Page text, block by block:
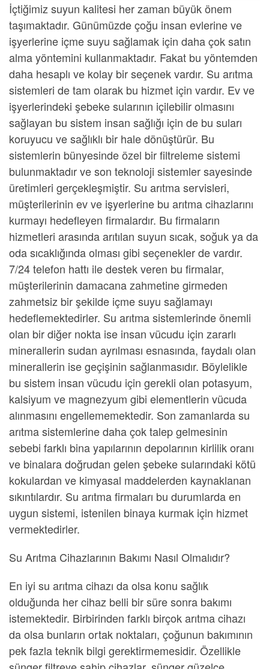
İçtiğimiz suyun kalitesi her zaman büyük önem
taşımaktadır. Günümüzde çoğu insan evlerine ve
işyerlerine içme suyu sağlamak için daha çok satın
alma yöntemini kullanmaktadır. Fakat bu yöntemden
daha hesaplı ve kolay bir seçenek vardır. Su arıtma
sistemleri de tam olarak bu hizmet için vardır. Ev ve
işyerlerindeki şebeke sularının içilebilir olmasını
sağlayan bu sistem insan sağlığı için de bu suları
koruyucu ve sağlıklı bir hale dönüştürür. Bu
sistemlerin bünyesinde özel bir filtreleme sistemi
bulunmaktadır ve son teknoloji sistemler sayesinde
üretimleri gerçekleşmiştir. Su arıtma servisleri,
müşterilerinin ev ve işyerlerine bu arıtma cihazlarını
kurmayı hedefleyen firmalardır. Bu firmaların
hizmetleri arasında arıtılan suyun sıcak, soğuk ya da
oda sıcaklığında olması gibi seçenekler de vardır.
7/24 telefon hattı ile destek veren bu firmalar,
müşterilerinin damacana zahmetine girmeden
zahmetsiz bir şekilde içme suyu sağlamayı
hedeflemektedirler. Su arıtma sistemlerinde önemli
olan bir diğer nokta ise insan vücudu için zararlı
minerallerin sudan ayrılması esnasında, faydalı olan
minerallerin ise geçişinin sağlanmasıdır. Böylelikle
bu sistem insan vücudu için gerekli olan potasyum,
kalsiyum ve magnezyum gibi elementlerin vücuda
alınmasını engellememektedir. Son zamanlardasu
arıtma sistemlerine daha çok talep gelmesinin
sebebi farklı bina yapılarının depolarının kirlilik oranı
ve binalara doğrudan gelen şebeke sularındaki kötü
kokulardan ve kimyasal maddelerden kaynaklanan
sıkıntılardır. Su arıtma firmaları bu durumlarda en
uygun sistemi, istenilen binaya kurmak için hizmet
vermektedirler.
Su Arıtma Cihazlarının Bakımı Nasıl Olmalıdır?
En iyi su arıtma cihazı da olsa konu sağlık
olduğunda her cihaz belli bir süre sonra bakımı
istemektedir. Birbirinden farklı birçok arıtma cihazı
da olsa bunların ortak noktaları, çoğunun bakımının
pek fazla teknik bilgi gerektirmemesidir. Özellikle